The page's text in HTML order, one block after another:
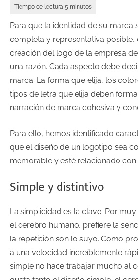
Para que la identidad de su marca
completa y representativa posible,
creación del logo de la empresa
una razón. Cada aspecto debe
marca. La forma que elija, los
tipos de letra que elija deben
narración de marca cohesiva y
Para ello, hemos identificado
que el diseño de un logotipo sea
memorable y esté relacionado con
Simple y distintivo
La simplicidad es la clave. Por
el cerebro humano, prefiere la
la repetición son lo suyo. Como
a una velocidad increíblemente
simple no hace trabajar mucho al